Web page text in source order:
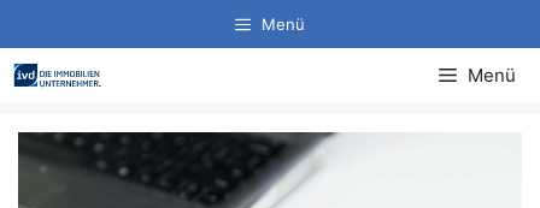
Inhalt
springen
Menü
Menü